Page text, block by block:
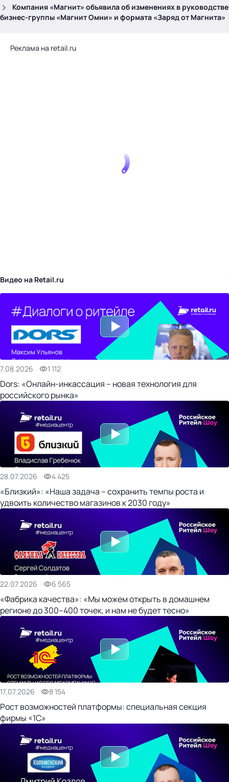
Компания «Магнит» объявила об изменениях в руководстве
бизнес-группы «Магнит Омни» и формата «Заряд от Магнита»
Реклама на retail.ru
Видео на Retail.ru
7.08.2026 1 112
Dors: «Онлайн-инкассация – новая технология для
российского рынка»
28.07.2026 4 425
«Близкий»: «Наша задача – сохранить темпы роста и
удвоить количество магазинов к 2030 году»
22.07.2026 6 565
«Фабрика качества»: «Мы можем открыть в домашнем
регионе до 300–400 точек, и нам не будет тесно»
17.07.2026 8 154
Рост возможностей платформы: специальная секция
фирмы «1С»